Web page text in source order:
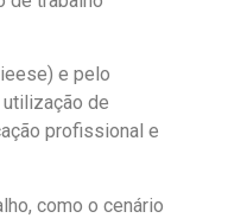
e pelo
de
profissional e
como o cenário